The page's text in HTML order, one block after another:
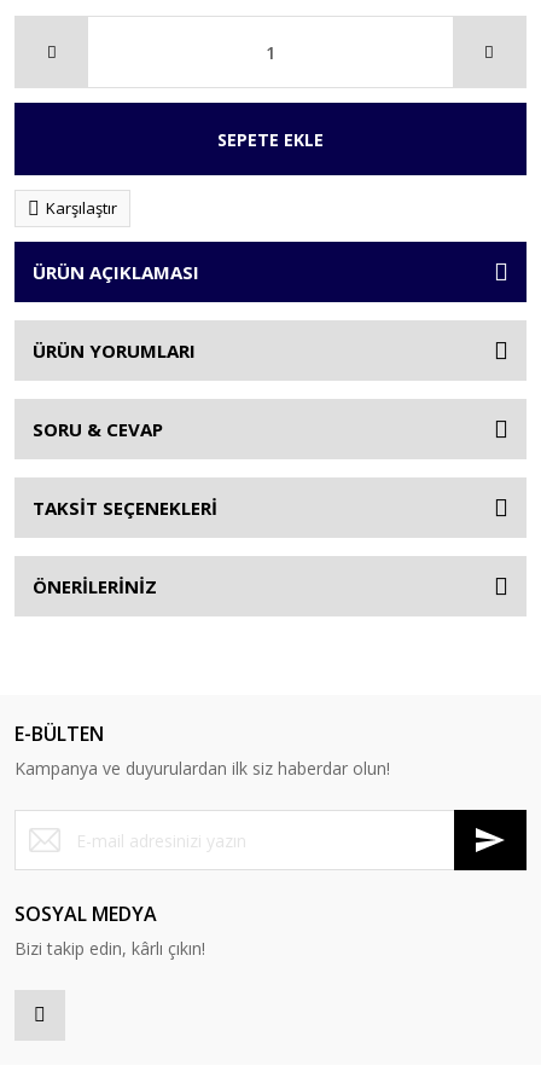
SEPETE EKLE
Karşılaştır
ÜRÜN AÇIKLAMASI
ÜRÜN YORUMLARI
SORU & CEVAP
TAKSİT SEÇENEKLERİ
ÖNERİLERİNİZ
E-BÜLTEN
Kampanya ve duyurulardan ilk siz haberdar olun!
SOSYAL MEDYA
Bizi takip edin, kârlı çıkın!